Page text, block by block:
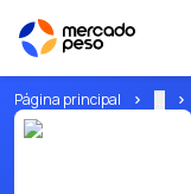
Página principal